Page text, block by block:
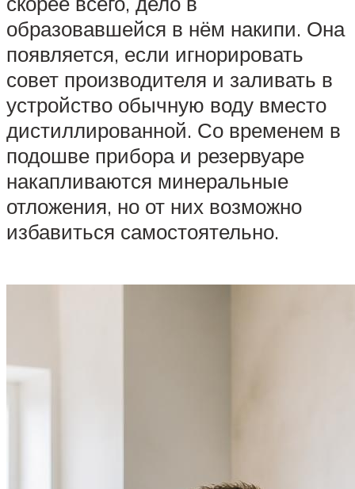
образовавшейся в нём накипи. Она
появляется, если игнорировать
совет производителя и заливать в
устройство обычную воду вместо
дистиллированной. Со временем в
подошве прибора и резервуаре
накапливаются минеральные
отложения, но от них возможно
избавиться самостоятельно.